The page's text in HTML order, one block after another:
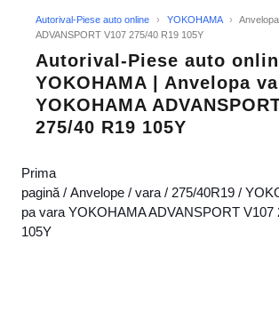
Autorival-Piese auto online › YOKOHAMA ›
ADVANSPORT V107 275/40 R19 105Y
Autorival-Piese auto
YOKOHAMA | Anvelopa
YOKOHAMA
275/40 R19 105Y
Prima
pagină / Anvelope / vara / 275/40R19 /
pa vara YOKOHAMA ADVANSPORT V107
105Y